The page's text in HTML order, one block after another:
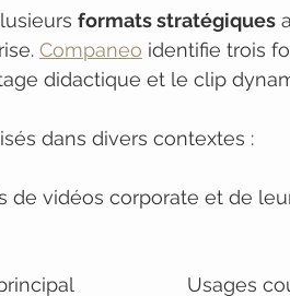
formats stratégiques
Companeo identifie trois
didactique et le clip
dans divers contextes :
vidéos corporate et de
Usages